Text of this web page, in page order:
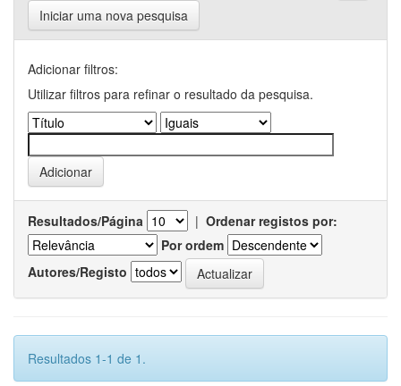
Iniciar uma nova pesquisa
Adicionar filtros:
Utilizar filtros para refinar o resultado da pesquisa.
Resultados/Página | Ordenar registos por:
Por ordem
Autores/Registo
Resultados 1-1 de 1.